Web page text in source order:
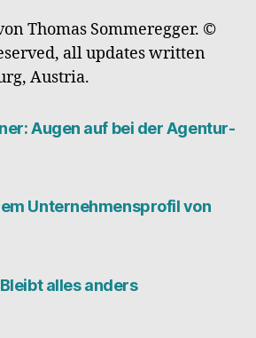
Thomas Sommeregger. ©
all updates written
Austria.
Augen auf bei der Agentur-
Unternehmensprofil von
alles anders